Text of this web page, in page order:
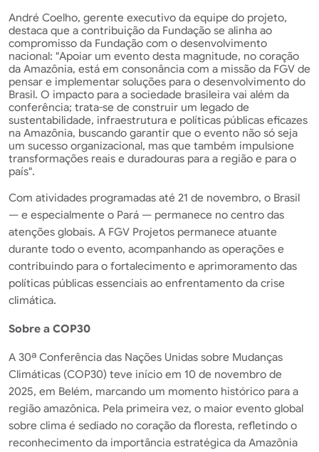
André Coelho, gerente executivo da equipe do projeto,
destaca que a contribuição da Fundação se alinha ao
compromisso da Fundação com o desenvolvimento
nacional: "Apoiar um evento desta magnitude, no coração
da Amazônia, está em consonância com a missão da FGV de
pensar e implementar soluções para o desenvolvimento do
Brasil. O impacto para a sociedade brasileira vai além da
conferência; trata-se de construir um legado de
sustentabilidade, infraestrutura e políticas públicas eficazes
na Amazônia, buscando garantir que o evento não só seja
um sucesso organizacional, mas que também impulsione
transformações reais e duradouras para a região e para o
país".
Com atividades programadas até 21 de novembro, o Brasil
— e especialmente o Pará — permanece no centro das
atenções globais. A FGV Projetos permanece atuante
durante todo o evento, acompanhando as operações e
contribuindo para o fortalecimento e aprimoramento das
políticas públicas essenciais ao enfrentamento da crise
climática.
Sobre a COP30
A 30ª Conferência das Nações Unidas sobre Mudanças
Climáticas (COP30) teve início em 10 de novembro de
2025, em Belém, marcando um momento histórico para a
região amazônica. Pela primeira vez, o maior evento global
sobre clima é sediado no coração da floresta, refletindo o
reconhecimento da importância estratégica da Amazônia